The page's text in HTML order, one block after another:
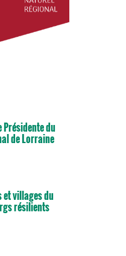
Présidente du
de Lorraine
et villages du
résilients